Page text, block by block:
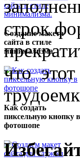
Создание макета
сайта в стиле
минимализма.
Как создать
пиксельную кнопку в
фотошопе
строк
что этот